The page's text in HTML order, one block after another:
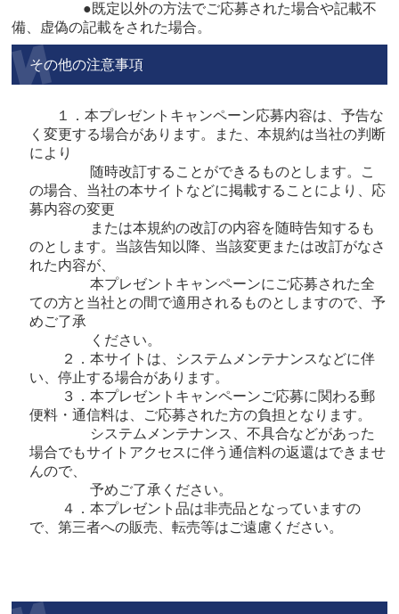
●既定以外の方法でご応募された場合や記載不
備、虚偽の記載をされた場合。
その他の注意事項
１．本プレゼントキャンペーン応募内容は、予告な
く変更する場合があります。また、本規約は当社の判断
により
随時改訂することができるものとします。こ
の場合、当社の本サイトなどに掲載することにより、応
募内容の変更
または本規約の改訂の内容を随時告知するも
のとします。当該告知以降、当該変更または改訂がなさ
れた内容が、
本プレゼントキャンペーンにご応募された全
ての方と当社との間で適用されるものとしますので、予
めご了承
ください。
２．本サイトは、システムメンテナンスなどに伴
い、停止する場合があります。
３．本プレゼントキャンペーンご応募に関わる郵
便料・通信料は、ご応募された方の負担となります。
システムメンテナンス、不具合などがあった
場合でもサイトアクセスに伴う通信料の返還はできませ
んので、
予めご了承ください。
４．本プレゼント品は非売品となっていますの
で、第三者への販売、転売等はご遠慮ください。